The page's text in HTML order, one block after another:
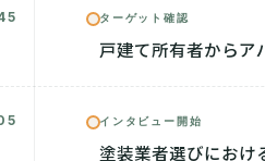
ターゲット確認
戸建て所有者からア
インタビュー開始
塗装業者選びにおけ